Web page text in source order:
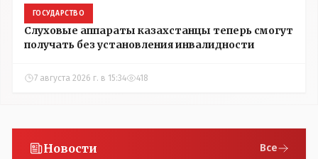
ГОСУДАРСТВО
Слуховые аппараты казахстанцы теперь смогут
получать без установления инвалидности
7 августа 2026 г. в 15:34 418
Новости Все